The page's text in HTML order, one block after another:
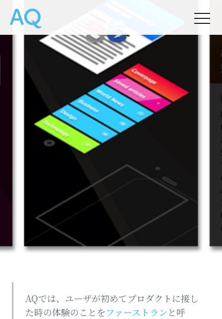
byChris Palmieri
AQでは、ユーザが初めてプロダクトに接し
た時の体験のことをファーストラン と呼